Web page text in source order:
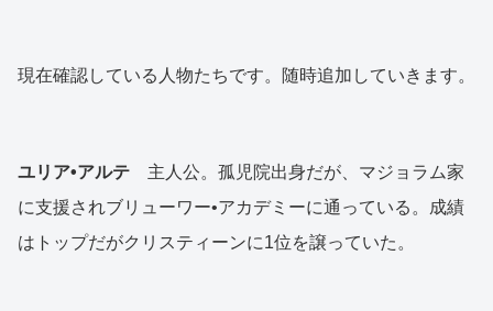
現在確認している人物たちです。随時追加していきます。
ユリア•アルテ 主人公。孤児院出身だが、マジョラム家
に支援されブリューワー•アカデミーに通っている。成績
はトップだがクリスティーンに1位を譲っていた。